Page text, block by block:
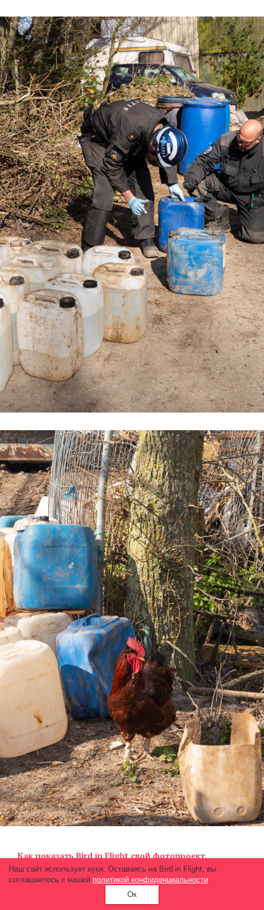
Как показать Bird in Flight свой фотопроект
Наш сайт использует куки. Оставаясь на Bird in Flight, вы
соглашаетесь с нашей политикой конфиденциальности.
Ок